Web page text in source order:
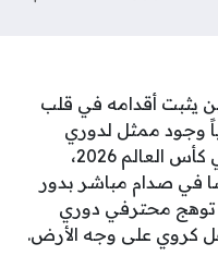
يثبت أقدامه في قلب
وجود ممثل لدوري
روشن السعودي في نصف نهائي كأس العالم 2026،
في صدام مباشر بدور
توهج محترفي دوري
كروي على وجه الأرض.